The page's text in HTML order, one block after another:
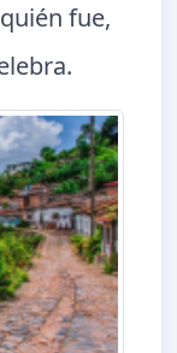
fue,